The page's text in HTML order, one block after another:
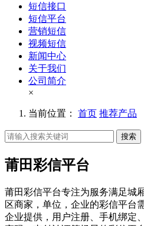
短信接口
短信平台
营销短信
视频短信
新闻中心
关于我们
公司简介
×
当前位置： 首页 推荐产品
搜索
莆田彩信平台
莆田彩信平台专注为服务满足城
区商家，单位，企业的彩信平台
企业提供，用户注册、手机绑定